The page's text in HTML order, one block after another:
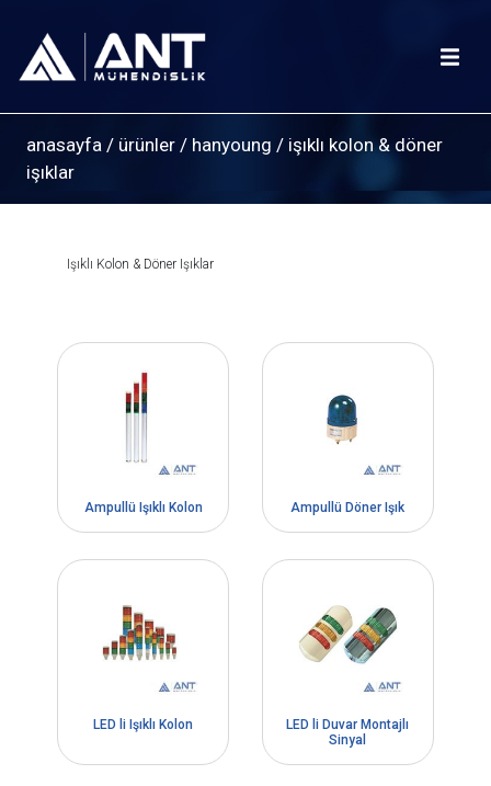
anasayfa / ürünler / hanyoung / işıklı kolon & döner
işıklar
Işıklı Kolon & Döner Işıklar
Ampullü Işıklı Kolon Ampullü Döner Işık
LED li Işıklı Kolon
LED li Duvar Montajlı
Sinyal